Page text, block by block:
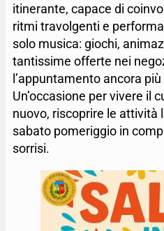
itinerante, capace di
ritmi travolgenti e
solo musica: giochi,
tantissime offerte nei
l’appuntamento ancora
Un’occasione per vivere il
nuovo, riscoprire le attività
sabato pomeriggio in
sorrisi.